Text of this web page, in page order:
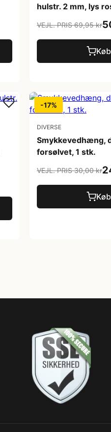
hulstr. 2 mm, lys
VEJL. PRIS 69,95 kr
-17%
DIVERSE
Smykkevedhæng,
forsølvet, 1 stk.
VEJL. PRIS 30,00 kr